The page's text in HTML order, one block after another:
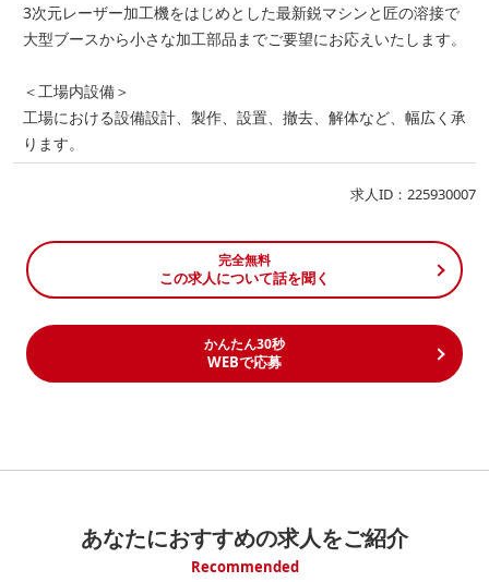
3次元レーザー加工機をはじめとした最新鋭マシンと匠の溶接で
大型ブースから小さな加工部品までご要望にお応えいたします。
＜工場内設備＞
工場における設備設計、製作、設置、撤去、解体など、幅広く承
ります。
求人ID：225930007
完全無料
この求人について話を聞く
かんたん30秒
WEBで応募
あなたにおすすめの求人をご紹介
Recommended